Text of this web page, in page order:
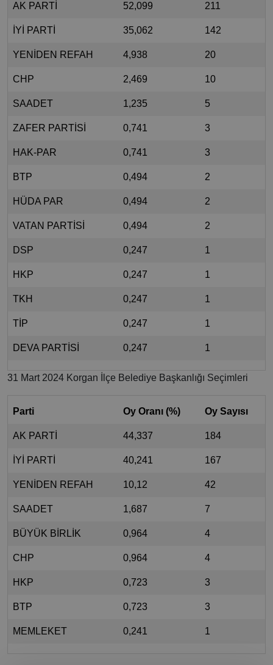
AK PARTİ 52,099 211
İYİ PARTİ 35,062 142
YENİDEN REFAH 4,938 20
CHP 2,469 10
SAADET 1,235 5
ZAFER PARTİSİ 0,741 3
HAK-PAR 0,741 3
BTP 0,494 2
HÜDA PAR 0,494 2
VATAN PARTİSİ 0,494 2
DSP 0,247 1
HKP 0,247 1
TKH 0,247 1
TİP 0,247 1
DEVA PARTİSİ 0,247 1
31 Mart 2024 Korgan İlçe Belediye Başkanlığı Seçimleri
Parti Oy Oranı (%) Oy Sayısı
AK PARTİ 44,337 184
İYİ PARTİ 40,241 167
YENİDEN REFAH 10,12 42
SAADET 1,687 7
BÜYÜK BİRLİK 0,964 4
CHP 0,964 4
HKP 0,723 3
BTP 0,723 3
MEMLEKET 0,241 1